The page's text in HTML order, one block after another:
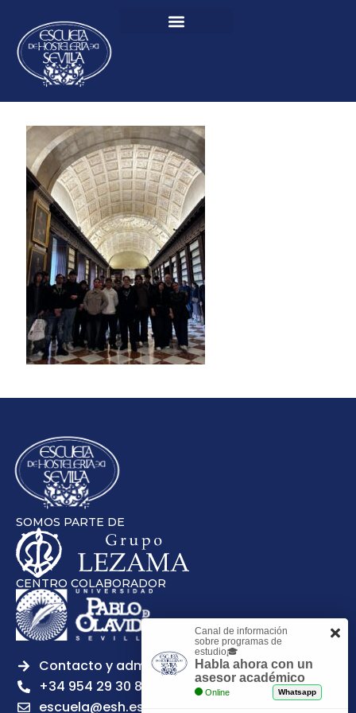
SOMOS PARTE DE
CENTRO COLABORADOR
Contacto y admisiones
+34 954 29 30 81
escuela@esh.es
Canal de información
sobre programas de
estudio🎓
Habla ahora con un
asesor académico
Online Whatsapp